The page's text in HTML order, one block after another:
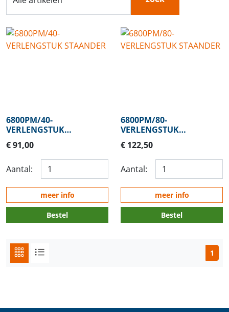
6800PM/40-
VERLENGSTUK
STAANDER
€ 91,00
Aantal:
meer info
Bestel
6800PM/80-
VERLENGSTUK
STAANDER
€ 122,50
Aantal:
meer info
Bestel
1